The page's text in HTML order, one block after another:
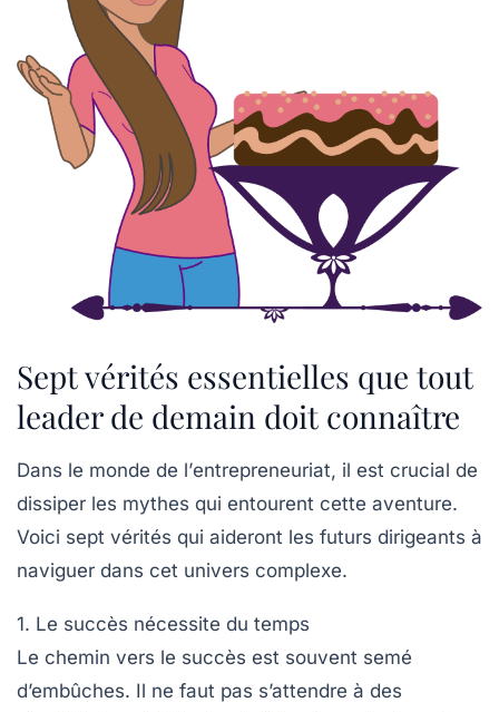
Sept vérités essentielles que tout
leader de demain doit connaître
Dans le monde de l’entrepreneuriat, il est crucial de
dissiper les mythes qui entourent cette aventure.
Voici sept vérités qui aideront les futurs dirigeants à
naviguer dans cet univers complexe.
1. Le succès nécessite du temps
Le chemin vers le succès est souvent semé
d’embûches. Il ne faut pas s’attendre à des